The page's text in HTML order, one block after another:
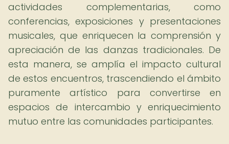
actividades complementarias, como
conferencias, exposiciones y presentaciones
musicales, que enriquecen la comprensión y
apreciación de las danzas tradicionales. De
esta manera, se amplía el impacto cultural
de estos encuentros, trascendiendo el ámbito
puramente artístico para convertirse en
espacios de intercambio y enriquecimiento
mutuo entre las comunidades participantes.